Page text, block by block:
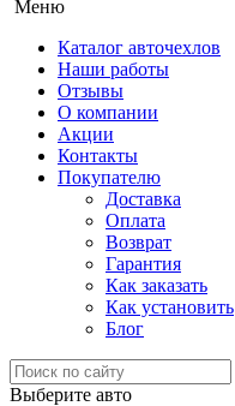
Меню
Каталог авточехлов
Наши работы
Отзывы
О компании
Акции
Контакты
Покупателю
Доставка
Оплата
Возврат
Гарантия
Как заказать
Как установить
Блог
Выберите авто